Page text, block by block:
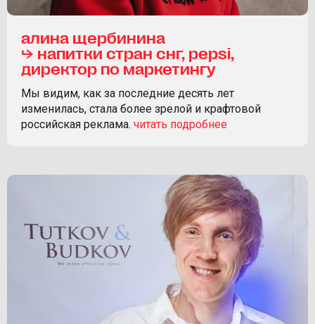
алина щербинина
⮡ напитки стран снг, pepsi,
директор по маркетингу
Мы видим, как за последние десять лет
изменилась, стала более зрелой и крафтовой
российская реклама.